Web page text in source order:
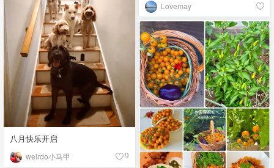
Lovemay
八月快乐开启
weirdo小马甲 9